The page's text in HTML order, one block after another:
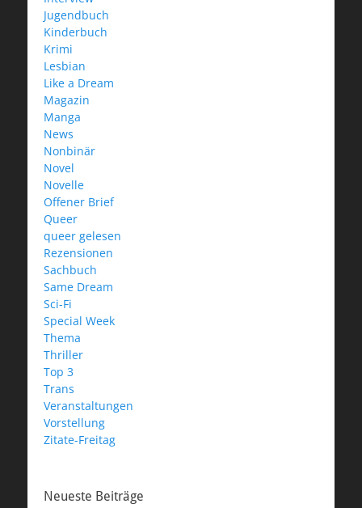
Jugendbuch
Kinderbuch
Krimi
Lesbian
Like a Dream
Magazin
Manga
News
Nonbinär
Novel
Novelle
Offener Brief
Queer
queer gelesen
Rezensionen
Sachbuch
Same Dream
Sci-Fi
Special Week
Thema
Thriller
Top 3
Trans
Veranstaltungen
Vorstellung
Zitate-Freitag
Neueste Beiträge